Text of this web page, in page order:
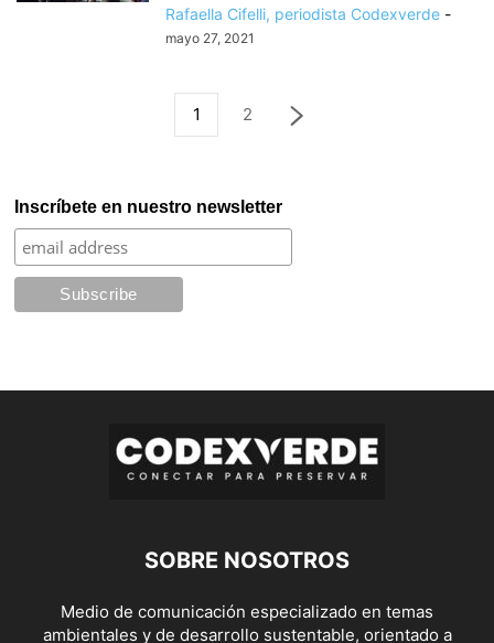
Rafaella Cifelli, periodista Codexverde -
mayo 27, 2021
1 2
Inscríbete en nuestro newsletter
SOBRE NOSOTROS
Medio de comunicación especializado en temas
ambientales y de desarrollo sustentable, orientado a